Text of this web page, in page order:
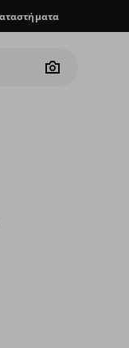
Camera
στα αγαπημένα